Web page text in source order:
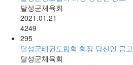
달성군체육회
2021.01.21
4249
295
달성군태권도협회 회장 당선인 공고
달성군체육회